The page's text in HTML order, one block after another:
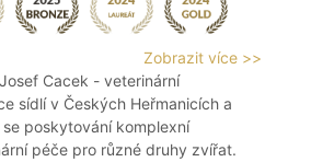
Zobrazit více >>
Cacek - veterinární
sídlí v Českých Heřmanicích a
se poskytování komplexní
péče pro různé druhy zvířat.